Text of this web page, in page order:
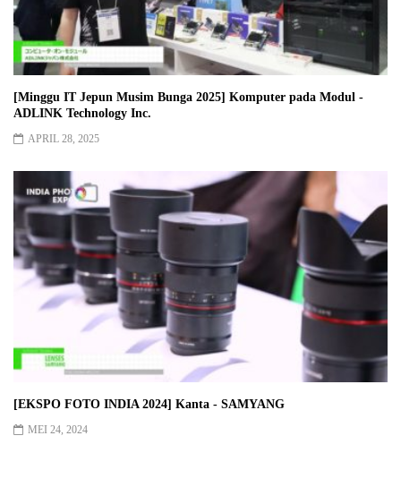
[Minggu IT Jepun Musim Bunga 2025] Komputer pada Modul -
ADLINK Technology Inc.
APRIL 28, 2025
[EKSPO FOTO INDIA 2024] Kanta - SAMYANG
MEI 24, 2024